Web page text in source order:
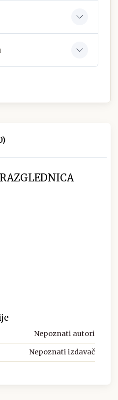
Nepoznati autori
Nepoznati izdavač